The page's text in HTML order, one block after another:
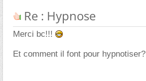
Re : Hypnose
Merci bc!!!
Et comment il font pour hypnotiser?